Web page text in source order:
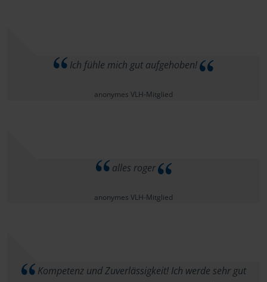
Ich fühle mich gut aufgehoben!
anonymes VLH-Mitglied
alles roger
anonymes VLH-Mitglied
Kompetenz und Zuverlässigkeit! Ich werde sehr gut